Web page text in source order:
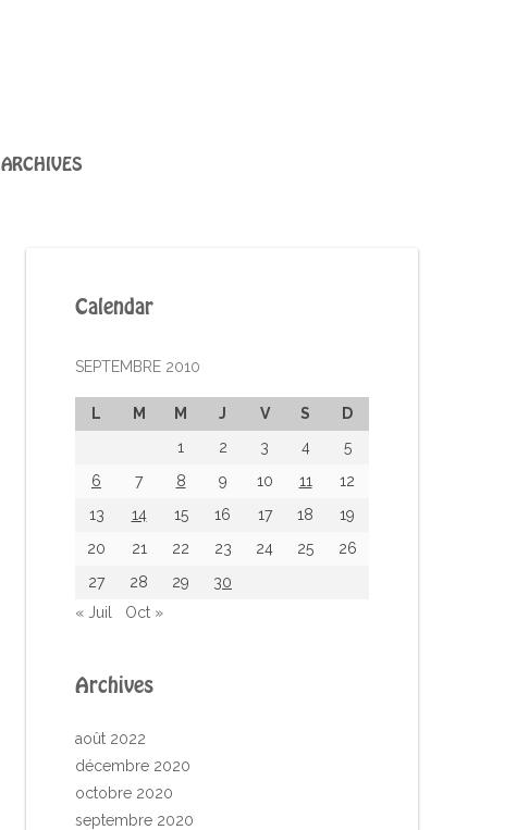
ARCHIVES
Calendar
SEPTEMBRE 2010
L M M J V S
D
1
2 3 4
5
6
7 8 9 10 11
12
13
14 15 16 17 18
19
20
21 22 23 24 25
26
27
28 29
30
« Juil
Oct »
Archives
août 2022
décembre 2020
octobre 2020
septembre 2020